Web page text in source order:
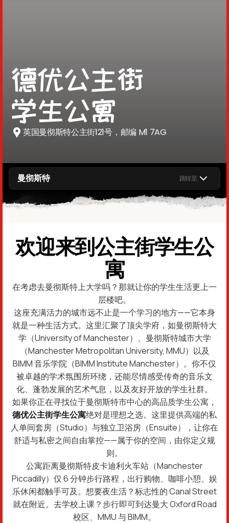
德优公主街
学生公寓
英国曼彻斯特公主街121号，邮编 M1 7AG
曼彻斯特 跳转至
欢迎来到公主街学生公
寓
在考虑去曼彻斯特上大学吗？那就让你的学生生活更上一
层楼吧。
这座充满活力的城市远不止是一个学习的地方——它本身
就是一种生活方式。这里汇聚了顶尖学府，如曼彻斯特大
学（University of Manchester）、曼彻斯特城市大学
（Manchester Metropolitan University, MMU）以及
BIMM 音乐学院（BIMM Institute Manchester）。你不仅
被卓越的学术氛围所环绕，还能尽情感受传奇的音乐文
化、蓬勃发展的艺术气息，以及友好开放的学生社群。
如果你正在寻找位于曼彻斯特市中心的高品质学生公寓，
德优公主街学生公寓绝对是理想之选。这里提供高端的私
人单间套房（Studio）与独立卫浴房（Ensuite），让你在
舒适与私密之间自由掌控——属于你的空间，由你定义规
则。
公寓距离曼彻斯特皮卡迪利火车站（Manchester
Piccadilly）仅 6 分钟步行路程，出行购物、咖啡小憩、娱
乐休闲都触手可及。想要夜生活？标志性的 Canal Street
就在附近。去学校上课？步行即可到达曼大 Oxford Road
校区、MMU 与 BIMM。